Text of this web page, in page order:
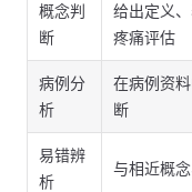
概念判
断
给出定义
疼痛评估
病例分
析
在病例资
断
易错辨
析
与相近概